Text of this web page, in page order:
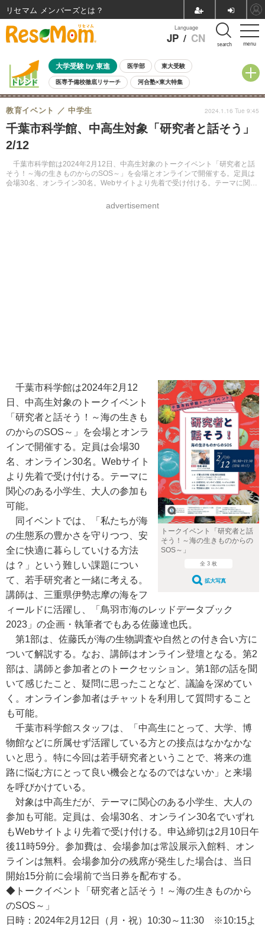
menu
Language
JP / CN search
大学受験 by 東進 医学部 東大受験
医専予備校徹底リサーチ 河合塾×東大特集
親子で考える大学選び 高校受験 中学受験 小学校受験
共通テスト 夏休み
8月開催イベント・WS 全国公立高校 過去問 人気記事
自由研究教材（小学生向け）
千葉市科学館、中高生対象「研究者と話そう」
2/12
千葉市科学館は2024年2月12日、中高生対象のトークイベント「研究者と話
そう！～海の生きものからのSOS～」を会場とオンラインで開催する。定員は
会場30名、オンライン30名。Webサイトより先着で受け付ける。テーマに関心
教育イベント 中学生
advertisement
2024.1.16 Tue 9:45
トークイベント「研究者と話
そう！～海の生きものからの
SOS～」
全 3 枚
拡大写真
千葉市科学館は2024年2月12
日、中高生対象のトークイベント
「研究者と話そう！～海の生きも
のからのSOS～」を会場とオンラ
インで開催する。定員は会場30
名、オンライン30名。Webサイト
より先着で受け付ける。テーマに
関心のある小学生、大人の参加も
可能。
同イベントでは、「私たちが海
の生態系の豊かさを守りつつ、安
全に快適に暮らしていける方法
は？」という難しい課題につい
て、若手研究者と一緒に考える。
講師は、三重県伊勢志摩の海をフ
ィールドに活躍し、「鳥羽市海のレッドデータブック
2023」の企画・執筆者でもある佐藤達也氏。
第1部は、佐藤氏が海の生物調査や自然との付き合い方に
ついて解説する。なお、講師はオンライン登壇となる。第2
部は、講師と参加者とのトークセッション。第1部の話を聞
いて感じたこと、疑問に思ったことなど、議論を深めてい
く。オンライン参加者はチャットを利用して質問すること
も可能。
千葉市科学館スタッフは、「中高生にとって、大学、博
物館などに所属せず活躍している方との接点はなかなかな
いと思う。特に今回は若手研究者ということで、将来の進
路に悩む方にとって良い機会となるのではないか」と来場
を呼びかけている。
対象は中高生だが、テーマに関心のある小学生、大人の
参加も可能。定員は、会場30名、オンライン30名でいずれ
もWebサイトより先着で受け付ける。申込締切は2月10日午
後11時59分。参加費は、会場参加は常設展示入館料、オン
ラインは無料。会場参加分の残席が発生した場合は、当日
開始15分前に会場前で当日券を配布する。
◆トークイベント「研究者と話そう！～海の生きものから
のSOS～」
日時：2024年2月12日（月・祝）10:30～11:30 ※10:15よ
リセマム メンバーズ